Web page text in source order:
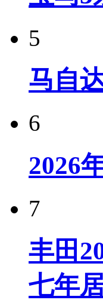
5
马自
6
2026
7
丰田
七年